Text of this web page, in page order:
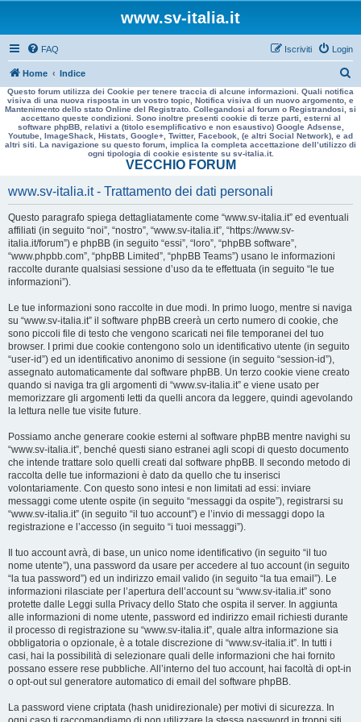
www.sv-italia.it
FAQ Login
Iscriviti
Home Indice
e
r
a
Questo forum utilizza dei Cookie per tenere traccia di alcune informazioni. Quali notifica
visiva di una nuova risposta in un vostro topic, Notifica visiva di un nuovo argomento, e
Mantenimento dello stato Online del Registrato. Collegandosi al forum o Registrandosi, si
accettano queste condizioni. Sono inoltre presenti cookie di terze parti, esterni al
software phpBB, relativi a (titolo esemplificativo e non esaustivo) Google Adsense,
Youtube, ImageShack, Histats, Google+, Twitter, Facebook, (e altri Social Network), e ad
altri siti. La navigazione su questo forum, implica la completa accettazione dell’utilizzo di
ogni tipologia di cookie esistente su sv-italia.it.
VECCHIO FORUM
www.sv-italia.it - Trattamento dei dati personali
Questo paragrafo spiega dettagliatamente come “www.sv-italia.it” ed eventuali
affiliati (in seguito “noi”, “nostro”, “www.sv-italia.it”, “https://www.sv-
italia.it/forum”) e phpBB (in seguito “essi”, “loro”, “phpBB software”,
“www.phpbb.com”, “phpBB Limited”, “phpBB Teams”) usano le informazioni
raccolte durante qualsiasi sessione d’uso da te effettuata (in seguito “le tue
informazioni”).
Le tue informazioni sono raccolte in due modi. In primo luogo, mentre si naviga
su “www.sv-italia.it” il software phpBB creerà un certo numero di cookie, che
sono piccoli file di testo che vengono scaricati nei file temporanei del tuo
browser. I primi due cookie contengono solo un identificativo utente (in seguito
“user-id”) ed un identificativo anonimo di sessione (in seguito “session-id”),
assegnato automaticamente dal software phpBB. Un terzo cookie viene creato
quando si naviga tra gli argomenti di “www.sv-italia.it” e viene usato per
memorizzare gli argomenti letti da quelli ancora da leggere, quindi agevolando
la lettura nelle tue visite future.
Possiamo anche generare cookie esterni al software phpBB mentre navighi su
“www.sv-italia.it”, benché questi siano estranei agli scopi di questo documento
che intende trattare solo quelli creati dal software phpBB. Il secondo metodo di
raccolta delle tue informazioni è dato da quello che tu inserisci
volontariamente. Con questo sono intesi e non limitati ad essi: inviare
messaggi come utente ospite (in seguito “messaggi da ospite”), registrarsi su
“www.sv-italia.it” (in seguito “il tuo account”) e l’invio di messaggi dopo la
registrazione e l’accesso (in seguito “i tuoi messaggi”).
Il tuo account avrà, di base, un unico nome identificativo (in seguito “il tuo
nome utente”), una password da usare per accedere al tuo account (in seguito
“la tua password”) ed un indirizzo email valido (in seguito “la tua email”). Le
informazioni rilasciate per l’apertura dell’account su “www.sv-italia.it” sono
protette dalle Leggi sulla Privacy dello Stato che ospita il server. In aggiunta
alle informazioni di nome utente, password ed indirizzo email richiesti durante
il processo di registrazione su “www.sv-italia.it”, quale altra informazione sia
obbligatoria o opzionale, è a totale discrezione di “www.sv-italia.it”. In tutti i
casi, hai la possibilità di selezionare quali delle informazioni che hai fornito
possano essere rese pubbliche. All’interno del tuo account, hai facoltà di opt-in
o opt-out sul generatore automatico di email del software phpBB.
La password viene criptata (hash unidirezionale) per motivi di sicurezza. In